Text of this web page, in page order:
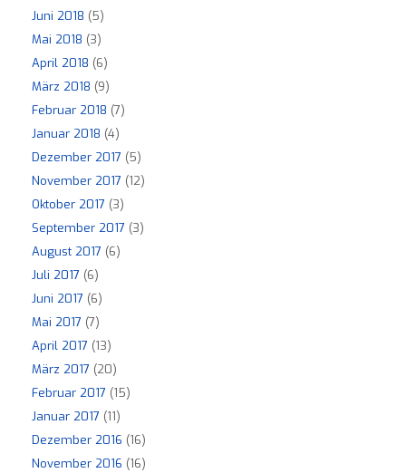
Juni 2018 (5)
Mai 2018 (3)
April 2018 (6)
März 2018 (9)
Februar 2018 (7)
Januar 2018 (4)
Dezember 2017 (5)
November 2017 (12)
Oktober 2017 (3)
September 2017 (3)
August 2017 (6)
Juli 2017 (6)
Juni 2017 (6)
Mai 2017 (7)
April 2017 (13)
März 2017 (20)
Februar 2017 (15)
Januar 2017 (11)
Dezember 2016 (16)
November 2016 (16)